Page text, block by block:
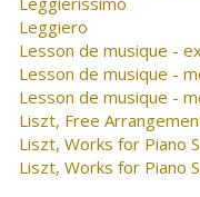
Leggiero
Lesson de musique -
Lesson de musique -
Lesson de musique -
Liszt, Free
Liszt, Works for Piano
Liszt, Works for Piano